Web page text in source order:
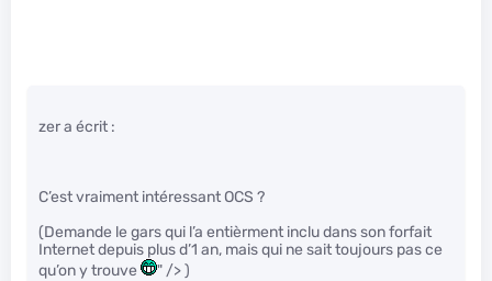
zer a écrit :
C’est vraiment intéressant OCS ?
(Demande le gars qui l’a entièrment inclu dans son forfait
Internet depuis plus d’1 an, mais qui ne sait toujours pas ce
qu’on y trouve
" /> )